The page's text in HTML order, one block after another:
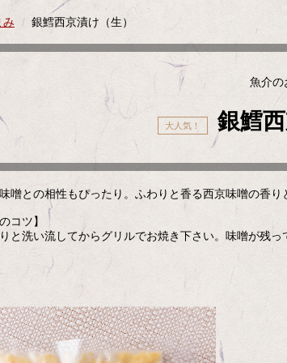
み 銀鱈西京漬け（生）
魚介の
銀鱈
噌との相性もぴったり。ふわりと香る西京味噌の香
コツ】
と洗い流してからグリルでお焼き下さい。味噌が残っ